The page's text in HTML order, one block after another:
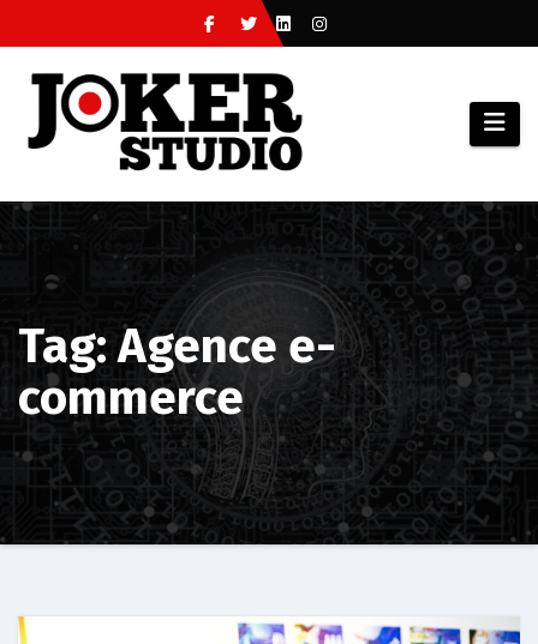
to
content
Tag: Agence e-
commerce